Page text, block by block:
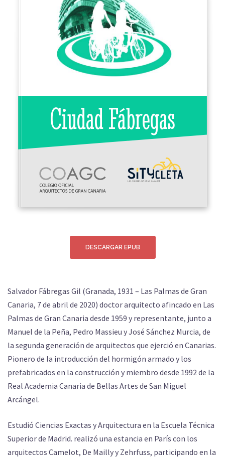
DESCARGAR EPUB
Salvador Fábregas Gil (Granada, 1931 – Las Palmas de Gran
Canaria, 7 de abril de 2020) doctor arquitecto afincado en Las
Palmas de Gran Canaria desde 1959 y representante, junto a
Manuel de la Peña, Pedro Massieu y José Sánchez Murcia, de
la segunda generación de arquitectos que ejerció en Canarias.
Pionero de la introducción del hormigón armado y los
prefabricados en la construcción y miembro desde 1992 de la
Real Academia Canaria de Bellas Artes de San Miguel
Arcángel.
Estudió Ciencias Exactas y Arquitectura en la Escuela Técnica
Superior de Madrid. realizó una estancia en París con los
arquitectos Camelot, De Mailly y Zehrfuss, participando en la